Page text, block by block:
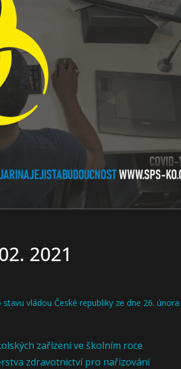
2021
vládou České republiky ze dne 26. února
zařízení ve školním roce
zdravotnictví pro nařizování